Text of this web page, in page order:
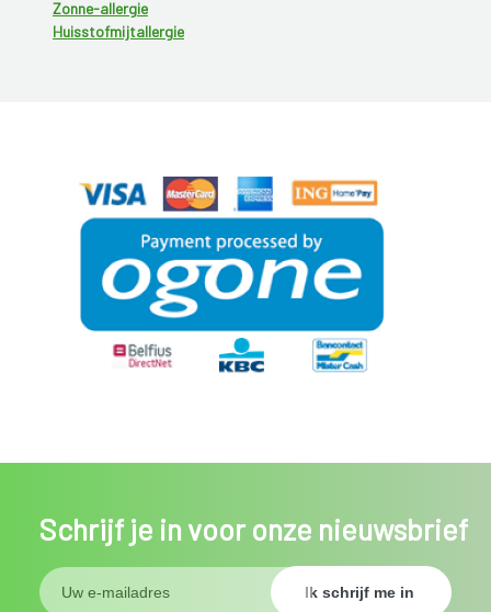
Zonne-allergie
Huisstofmijtallergie
Schrijf je in voor onze nieuwsbrief